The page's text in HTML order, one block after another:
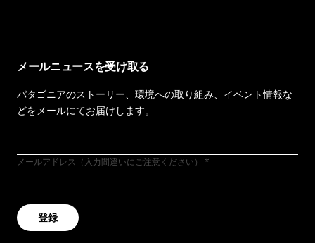
メールニュースを受け取る
パタゴニアのストーリー、環境への取り組み、イベント情報な
どをメールにてお届けします。
メールアドレス（入力間違いにご注意ください）
登録